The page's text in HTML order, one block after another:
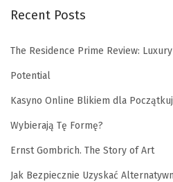
Recent Posts
The Residence Prime Review:
Potential
Kasyno Online Blikiem dla
Wybierają Tę Formę?
Ernst Gombrich. The Story of Art
Jak Bezpiecznie Uzyskać